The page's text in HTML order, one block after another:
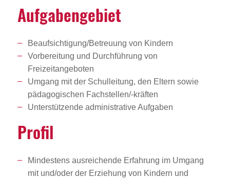
Aufga­ben­ge­biet
Beaufsichtigung/Betreuung von Kindern
Vorbereitung und Durchführung von
Freizeitangeboten
Umgang mit der Schulleitung, den Eltern sowie
pädagogischen Fachstellen/-kräften
Unterstützende administrative Aufgaben
Profil
Mindestens ausreichende Erfahrung im Umgang
mit und/oder der Erziehung von Kindern und